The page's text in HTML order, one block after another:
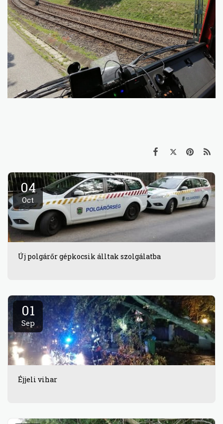
04
Oct
Új polgárőr gépkocsik álltak szolgálatba
01
Sep
Éjjeli vihar